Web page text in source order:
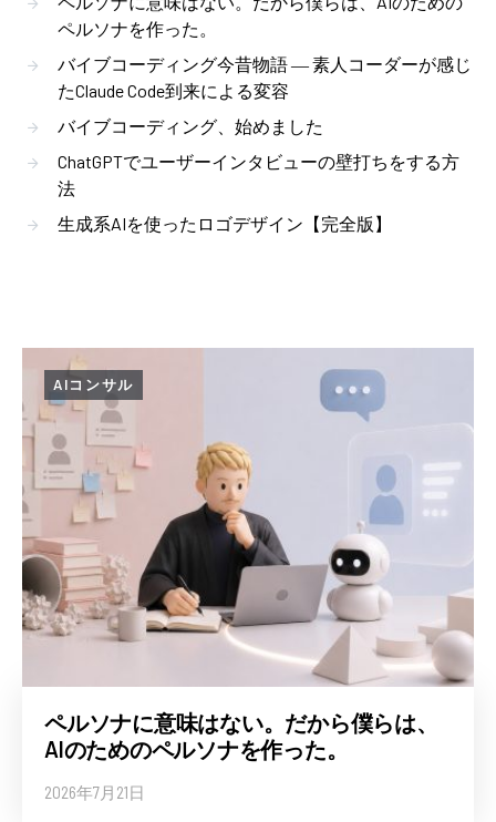
ペルソナを作った。
バイブコーディング今昔物語 ― 素人コーダーが感じ
たClaude Code到来による変容
バイブコーディング、始めました
ChatGPTでユーザーインタビューの壁打ちをする方
法
生成系AIを使ったロゴデザイン【完全版】
AIコンサル
ペルソナに意味はない。だから僕らは、
AIのためのペルソナを作った。
2026年7月21日